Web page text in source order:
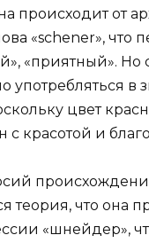
происходит от
«schener», что
«приятный». Но
употребляться в
цвет
с красотой и
теория, что она
«шнейдер»,